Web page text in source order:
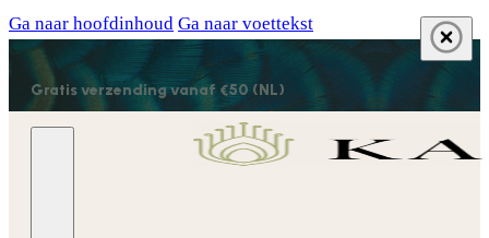
Ga naar hoofdinhoud Ga naar voettekst
Gratis verzending vanaf €50 (NL)